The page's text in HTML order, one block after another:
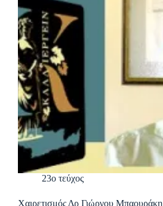
23ο τεύχος
Χαιρετισμός Δρ Γιώργου Μπαουράκη